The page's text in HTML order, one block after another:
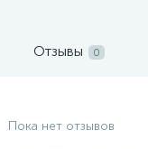
Отзывы 0
Пока нет отзывов